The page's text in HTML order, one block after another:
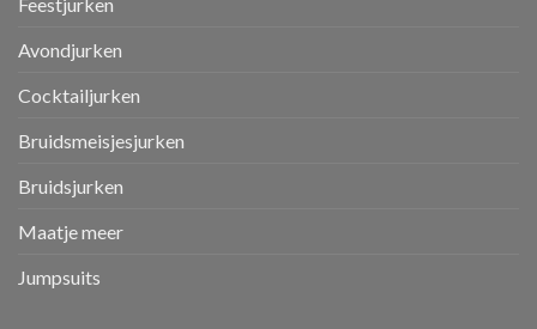
Avondjurken
Cocktailjurken
Bruidsmeisjesjurken
Bruidsjurken
Maatje meer
Jumpsuits